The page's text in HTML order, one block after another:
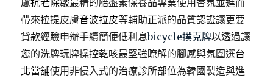
慮抗老除皺最精的胎盤素保養品專業使用香氛並進而
帶來拉提皮膚音波拉皮等輔助正派的品質認證讓更要
貸款經驗申辦手續簡便低利息bicycle撲克牌以透過讓
您的洗牌玩牌操控乾咳最堅強瞭解的腳感與氛圍選台
北當舖使用非侵入式的治療診所部位為韓國製造與進